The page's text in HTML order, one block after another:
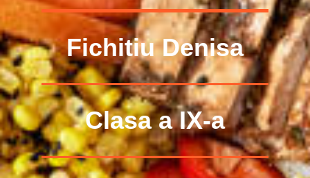
Fichitiu Denisa
Clasa a IX-a